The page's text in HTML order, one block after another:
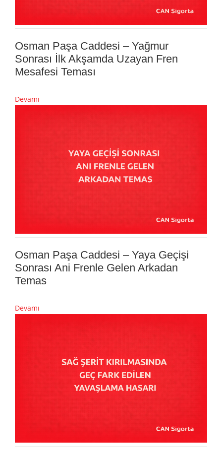
Osman Paşa Caddesi – Yağmur
Sonrası İlk Akşamda Uzayan Fren
Mesafesi Teması
Devamı
Osman Paşa Caddesi – Yaya Geçişi
Sonrası Ani Frenle Gelen Arkadan
Temas
Devamı